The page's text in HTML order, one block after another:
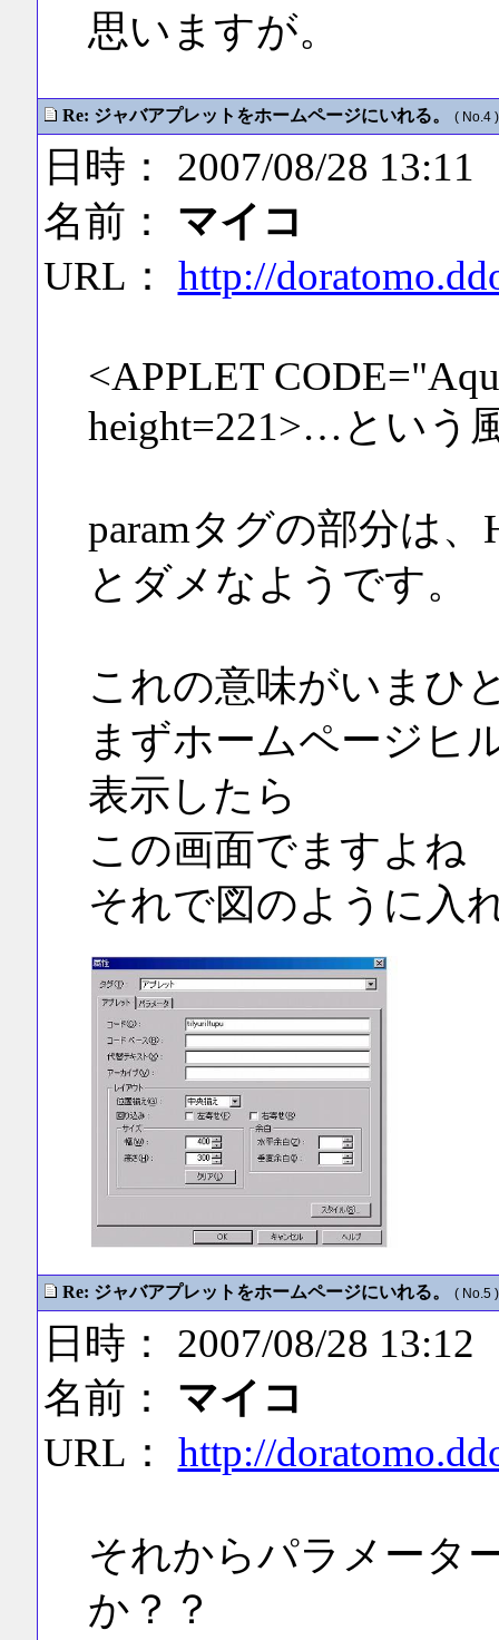
思いますが。
Re: ジャバアプレットをホームページにいれる。 ( No.4 )
日時： 2007/08/28 13:11
名前： マイコ
URL： http://
<APPLET
height=221>…という
paramタグの部分は
とダメなようです。
これの意味がいまひ
まずホームページヒ
表示したら
この画面でますよね
それで図のように入
Re: ジャバアプレットをホームページにいれる。 ( No.5 )
日時： 2007/08/28 13:12
名前： マイコ
URL： http://
それからパラメータ
か？？